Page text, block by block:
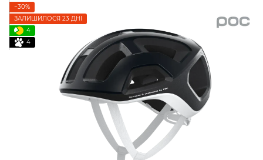
−30%
ЗАЛИШИЛОСЯ 23 ДНІ
4
4